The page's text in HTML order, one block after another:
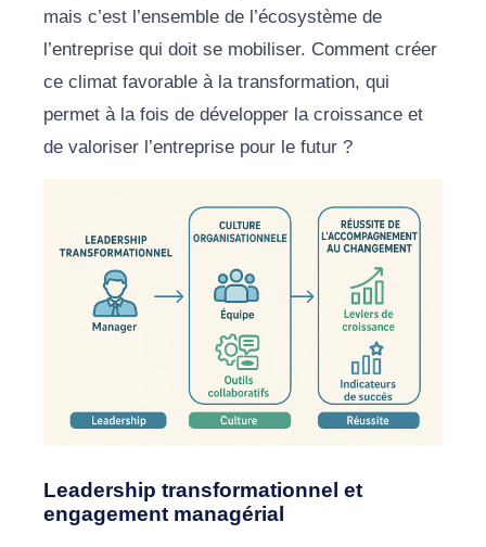
mais c’est l’ensemble de l’écosystème de
l’entreprise qui doit se mobiliser. Comment créer
ce climat favorable à la transformation, qui
permet à la fois de développer la croissance et
de valoriser l’entreprise pour le futur ?
Leadership transformationnel et
engagement managérial